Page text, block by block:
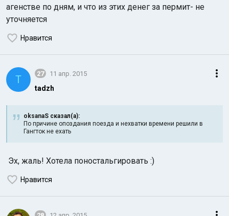
агенстве по дням, и что из этих денег за пермит- не
уточняется
Нравится
T 27 11 апр. 2015
tadzh
oksanaS сказал(а):
По причине опоздания поезда и нехватки времени решили в
Гангток не ехать
Эх, жаль! Хотела поностальгировать :)
Нравится